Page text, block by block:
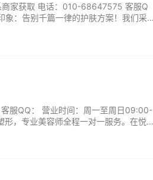
商家获取 电话：010-68647575 客服Q
：告别千篇一律的护肤方案！我们采
服QQ： 营业时间：周一至周日09:00-
，专业美容师全程一对一服务。在悦